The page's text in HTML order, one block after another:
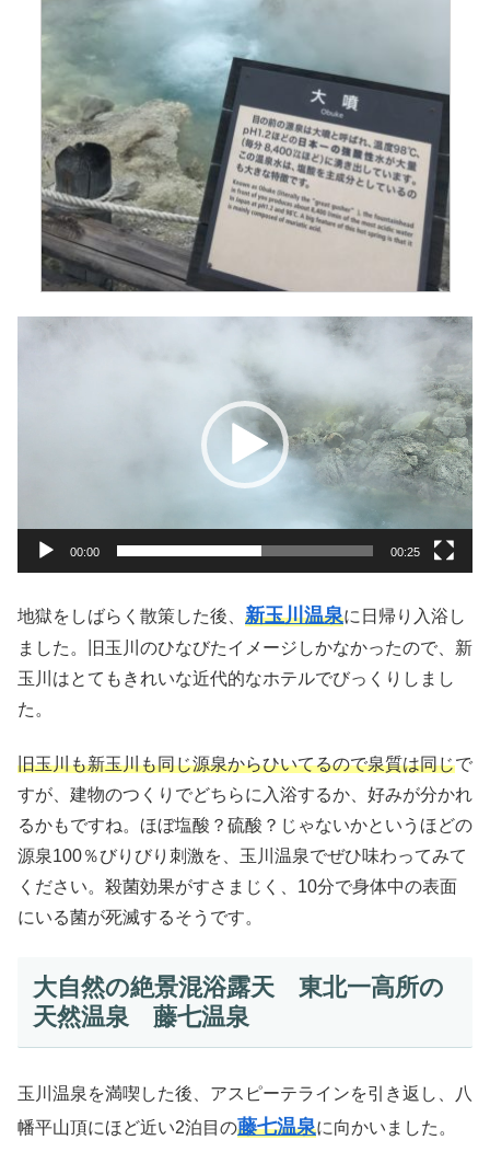
00:00 00:25
地獄をしばらく散策した後、 新玉川温泉に日帰り入浴し
ました。旧玉川のひなびたイメージしかなかったので、新
玉川はとてもきれいな近代的なホテルでびっくりしまし
た。
旧玉川も新玉川も同じ源泉からひいてるので泉質は同じで
すが、建物のつくりでどちらに入浴するか、好みが分かれ
るかもですね。ほぼ塩酸？硫酸？じゃないかというほどの
源泉100％びりびり刺激を、玉川温泉でぜひ味わってみて
ください。殺菌効果がすさまじく、10分で身体中の表面
にいる菌が死滅するそうです。
大自然の絶景混浴露天 東北一高所の
天然温泉 藤七温泉
玉川温泉を満喫した後、アスピーテラインを引き返し、八
幡平山頂にほど近い2泊目の藤七温泉に向かいました。